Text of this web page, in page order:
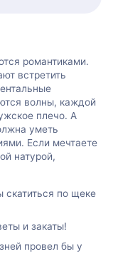
романтиками.
встретить
волны, каждой
плечо. А
уметь
Если мечтаете
натурой,
скатиться по щеке
и закаты!
провел бы у